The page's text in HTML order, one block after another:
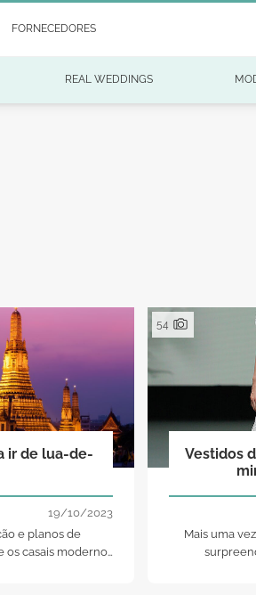
FORNECEDORES
REAL WEDDINGS
ir de lua-de-
19/10/2023
e planos de
os casais modernos
Vestidos
Mais uma
54